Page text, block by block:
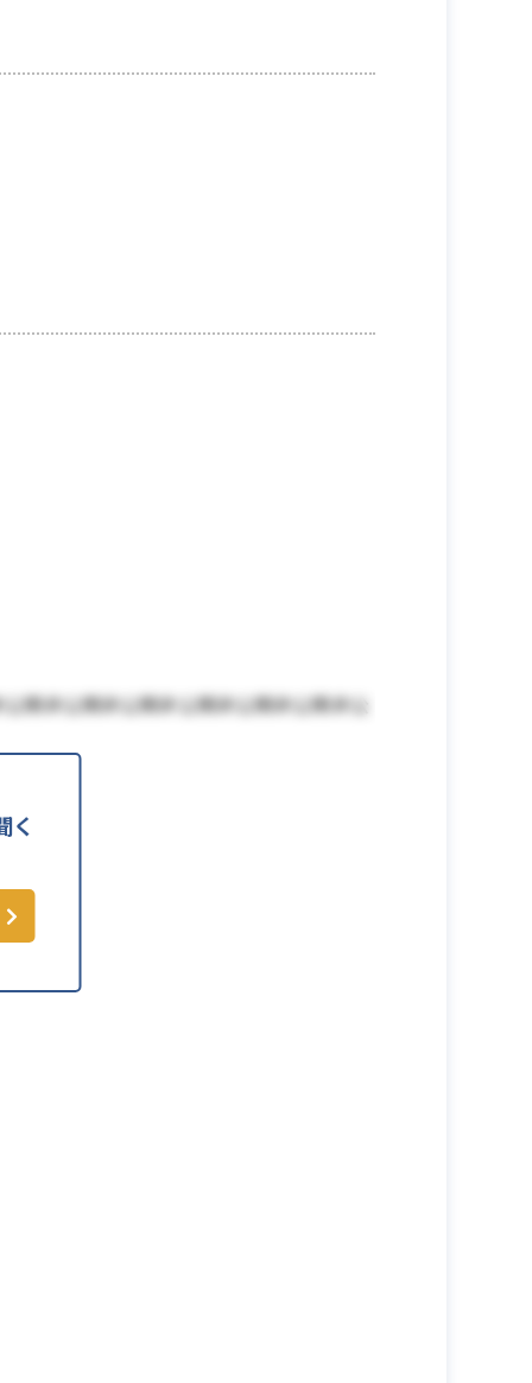
く
開非公開非公開非公開非公開非公開非公